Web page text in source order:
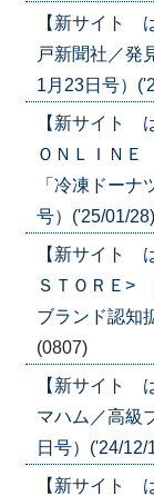
【新サイト
戸新聞社／発
1月23日号）
【新サイト
ＯＮＬＩＮ
「冷凍ドー
号）('25/01/28)
【新サイト
ＳＴＯＲＥ>
ブランド認知
(0807)
【新サイト
マハム／高級
日号）('24/12/
【新サイト